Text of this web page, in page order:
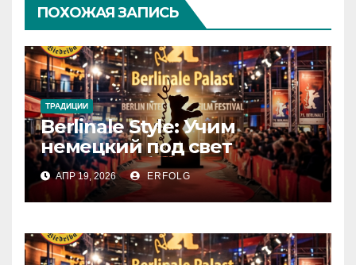
ПОХОЖАЯ ЗАПИСЬ
ТРАДИЦИИ
Berlinale Style: Учим
немецкий под свет
софитов!
АПР 19, 2026 ERFOLG